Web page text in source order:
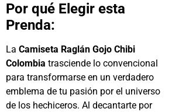
Por qué Elegir esta
Prenda:
La Camiseta Raglán Gojo Chibi
Colombia trasciende lo convencional
para transformarse en un verdadero
emblema de tu pasión por el universo
de los hechiceros. Al decantarte por